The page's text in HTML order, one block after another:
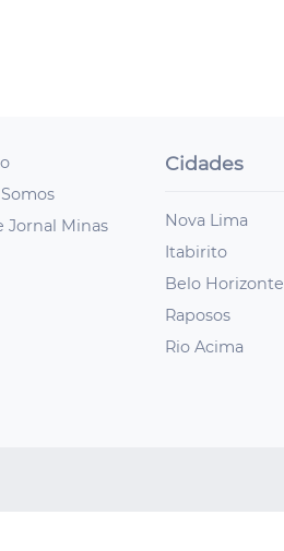
Jornal Minas
Cidades
Nova Lima
Itabirito
Belo Horizonte
Raposos
Rio Acima